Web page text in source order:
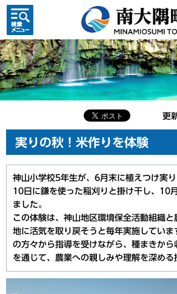
検索・
共通メ
ニュー
更
実りの秋！米作りを体験
神山小学校5年生が、6月末に植えつけ実
10日に鎌を使った稲刈りと掛け干し、10
ました。
この体験は、神山地区環境保全活動組織
地に活気を取り戻そうと毎年実施していま
の方々から指導を受けながら、種まきか
を通じて、農業への親しみや理解を深める